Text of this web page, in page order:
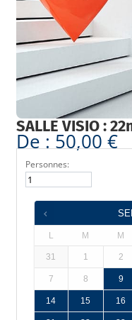
SALLE VISIO :
De : 50,00€
Personnes:
L M M
31 1 2
7 8 9
14 15 16